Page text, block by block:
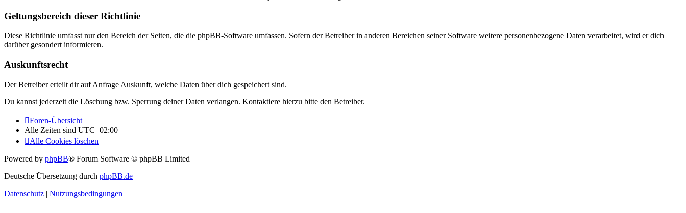
Geltungsbereich dieser Richtlinie
Diese Richtlinie umfasst nur den Bereich der Seiten, die die phpBB-Software umfassen. Sofern der Betreiber in anderen Bereichen seiner Software weitere personenbezogene Daten verarbeitet, wird er dich
darüber gesondert informieren.
Auskunftsrecht
Der Betreiber erteilt dir auf Anfrage Auskunft, welche Daten über dich gespeichert sind.
Du kannst jederzeit die Löschung bzw. Sperrung deiner Daten verlangen. Kontaktiere hierzu bitte den Betreiber.
Foren-Übersicht
Alle Zeiten sind UTC+02:00
Alle Cookies löschen
Powered by phpBB® Forum Software © phpBB Limited
Deutsche Übersetzung durch phpBB.de
Datenschutz | Nutzungsbedingungen